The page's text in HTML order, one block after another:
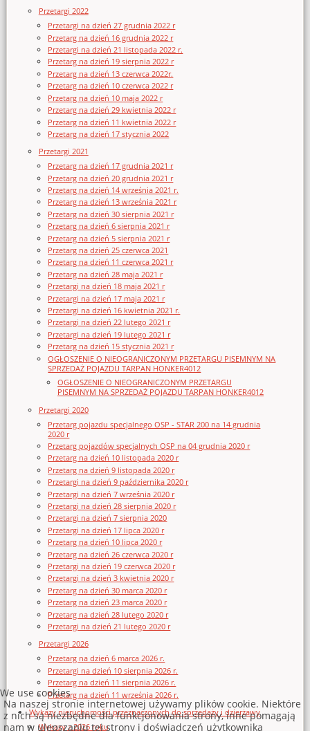
Przetargi 2022
Przetargi na dzień 27 grudnia 2022 r
Przetarg na dzień 16 grudnia 2022 r
Przetargi na dzień 21 listopada 2022 r.
Przetarg na dzień 19 sierpnia 2022 r
Przetarg na dzień 13 czerwca 2022r.
Przetarg na dzień 10 czerwca 2022 r
Przetarg na dzień 10 maja 2022 r
Przetarg na dzień 29 kwietnia 2022 r
Przetarg na dzień 11 kwietnia 2022 r
Przetarg na dzień 17 stycznia 2022
Przetargi 2021
Przetarg na dzień 17 grudnia 2021 r
Przetarg na dzień 20 grudnia 2021 r
Przetarg na dzień 14 września 2021 r.
Przetarg na dzień 13 września 2021 r
Przetarg na dzień 30 sierpnia 2021 r
Przetarg na dzień 6 sierpnia 2021 r
Przetarg na dzień 5 sierpnia 2021 r
Przetarg na dzień 25 czerwca 2021
Przetarg na dzień 11 czerwca 2021 r
Przetarg na dzień 28 maja 2021 r
Przetargi na dzień 18 maja 2021 r
Przetargi na dzień 17 maja 2021 r
Przetargi na dzień 16 kwietnia 2021 r.
Przetargi na dzień 22 lutego 2021 r
Przetargi na dzień 19 lutego 2021 r
Przetarg na dzień 15 stycznia 2021 r
OGŁOSZENIE O NIEOGRANICZONYM PRZETARGU PISEMNYM NA
SPRZEDAŻ POJAZDU TARPAN HONKER4012
OGŁOSZENIE O NIEOGRANICZONYM PRZETARGU
PISEMNYM NA SPRZEDAŻ POJAZDU TARPAN HONKER4012
Przetargi 2020
Przetarg pojazdu specjalnego OSP - STAR 200 na 14 grudnia
2020 r
Przetarg pojazdów specjalnych OSP na 04 grudnia 2020 r
Przetarg na dzień 10 listopada 2020 r
Przetarg na dzień 9 listopada 2020 r
Przetargi na dzień 9 października 2020 r
Przetargi na dzień 7 września 2020 r
Przetargi na dzień 28 sierpnia 2020 r
Przetargi na dzień 7 sierpnia 2020
Przetargi na dzień 17 lipca 2020 r
Przetarg na dzień 10 lipca 2020 r
Przetarg na dzień 26 czerwca 2020 r
Przetargi na dzień 19 czerwca 2020 r
Przetargi na dzień 3 kwietnia 2020 r
Przetarg na dzień 30 marca 2020 r
Przetarg na dzień 23 marca 2020 r
Przetarg na dzień 28 lutego 2020 r
Przetargi na dzień 21 lutego 2020 r
Przetargi 2026
Przetarg na dzień 6 marca 2026 r.
Przetargi na dzień 10 sierpnia 2026 r.
Przetarg na dzień 11 sierpnia 2026 r.
Przetarg na dzień 11 września 2026 r.
Wykazy nieruchomości przeznaczonych do sprzedaży i dzierżawy
Wykazy z 2026 roku
We use cookies
Na naszej stronie internetowej używamy plików cookie. Niektóre
z nich są niezbędne dla funkcjonowania strony, inne pomagają
nam w ulepszaniu tej strony i doświadczeń użytkownika